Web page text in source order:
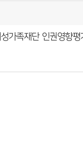
가족재단 인권영향